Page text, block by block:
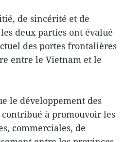
de sincérité et de
deux parties ont évalué
des portes frontalières
entre le Vietnam et le
le développement des
à promouvoir les
commerciales, de